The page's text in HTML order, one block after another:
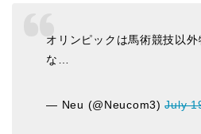
オリンピックは馬術競技以
な…
— Neu (@Neucom3)July